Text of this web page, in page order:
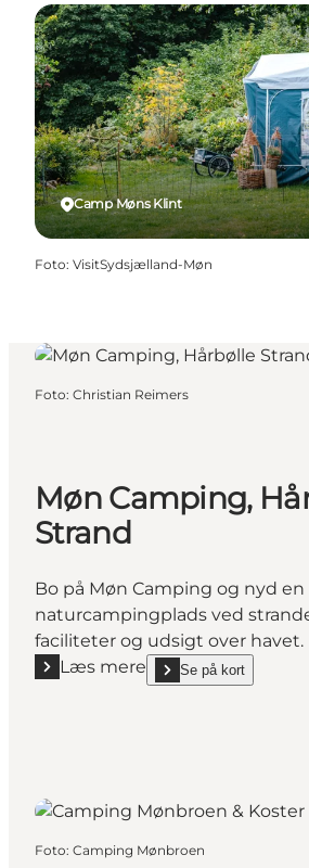
Camp Møns Klint
Foto: VisitSydsjælland-Møn
Foto: Christian Reimers
Møn Camping,
Strand
Bo på Møn Camping og nyd en
naturcampingplads ved
faciliteter og udsigt over havet.
Læs mere
Læs mere "Møn Camping,
Se på kort
show Møn Camping,
Foto: Camping Mønbroen